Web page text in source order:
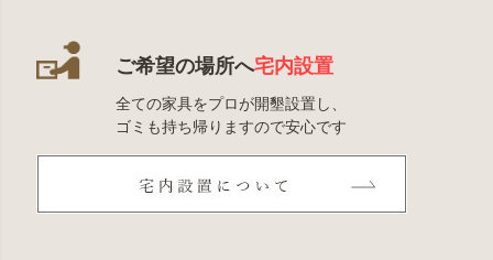
ご希望の場所へ宅内設置
全ての家具をプロが開墾設置し、
ゴミも持ち帰りますので安心です